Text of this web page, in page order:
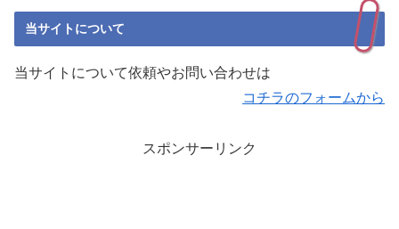
当サイトについて
当サイトについて依頼やお問い合わせは
コチラのフォームから
スポンサーリンク